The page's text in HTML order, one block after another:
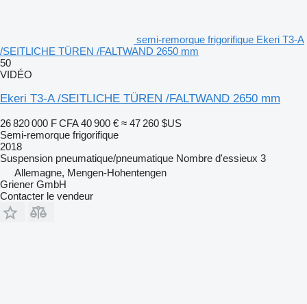
semi-remorque frigorifique Ekeri T3-A
/SEITLICHE TÜREN /FALTWAND 2650 mm
50
VIDÉO
Ekeri T3-A /SEITLICHE TÜREN /FALTWAND 2650 mm
26 820 000 F CFA 40 900 € ≈ 47 260 $US
Semi-remorque frigorifique
2018
Suspension pneumatique/pneumatique Nombre d'essieux 3
Allemagne, Mengen-Hohentengen
Griener GmbH
Contacter le vendeur